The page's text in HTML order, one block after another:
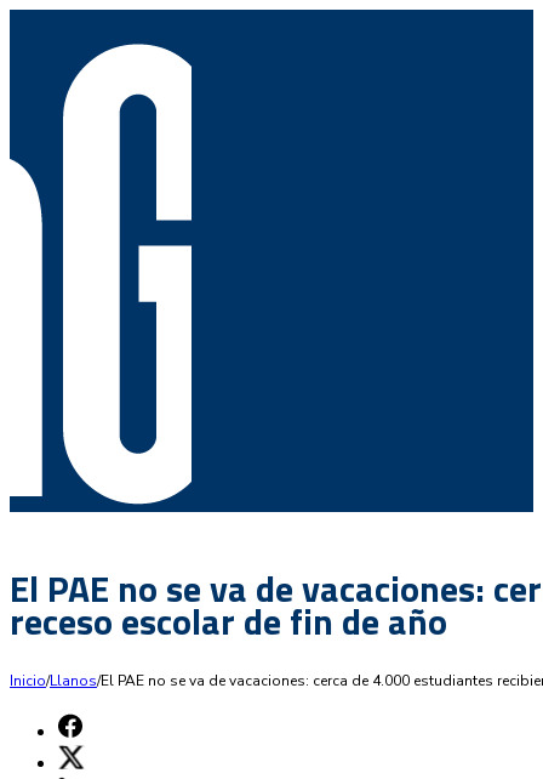
El PAE no se va de vacaciones:
receso escolar de fin de año
Inicio/Llanos/El PAE no se va de vacaciones: cerca de 4.000 estudiantes